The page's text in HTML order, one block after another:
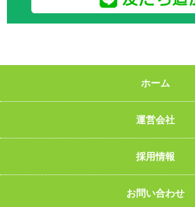
ホーム
運営会社
採用情報
お問い合わせ